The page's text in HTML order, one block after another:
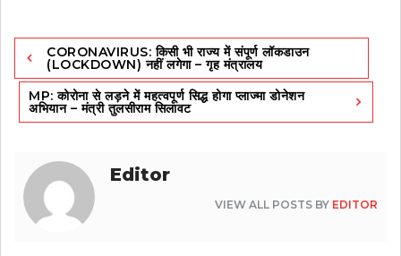
Post
navigation
CORONAVIRUS: किसी भी राज्य में संपूर्ण लॉकडाउन
(LOCKDOWN) नहीं लगेगा – गृह मंत्रालय
MP: कोरोना से लड़ने में महत्वपूर्ण सिद्ध होगा प्लाज्मा डोनेशन
अभियान – मंत्री तुलसीराम सिलावट
Editor
VIEW ALL POSTS BY EDITOR